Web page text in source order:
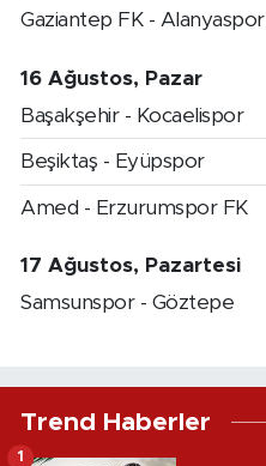
Gaziantep FK - Alanyaspor
16 Ağustos, Pazar
Başakşehir - Kocaelispor
Beşiktaş - Eyüpspor
Amed - Erzurumspor FK
17 Ağustos, Pazartesi
Samsunspor - Göztepe
Trend Haberler
1